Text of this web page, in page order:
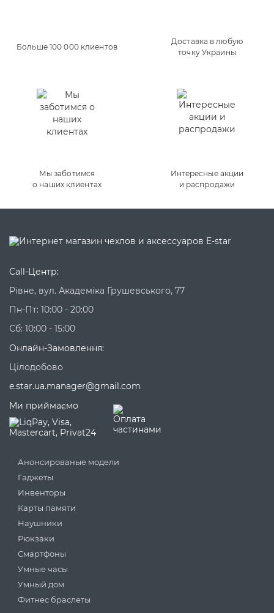
Больше 100 000 клиентов
Доставка в любую
точку Украины
Мы заботимся
о наших клиентах
Интересные акции
и распродажи
Call-Центр:
Рівне, вул. Академіка Грушевського, 77
Пн-Пт: 10:00 - 20:00
Сб: 10:00 - 15:00
Онлайн-Замовлення:
Цілодобово
e.star.ua.manager@gmail.com
Ми приймаємо
Анонсированые модели
Гаджеты
Инвенторы
Карты памяти
Наушники
Рюкзаки
Смартфоны
Умные часы
Умный дом
Фитнес браслеты